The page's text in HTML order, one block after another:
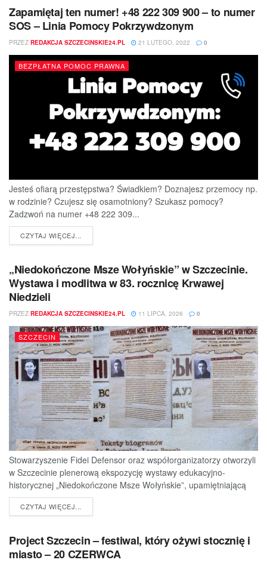
Zapamiętaj ten numer! +48 222 309 900 – to numer
SOS – Linia Pomocy Pokrzywdzonym
PRZEZ REDAKCJA SZCZECINSKIE24.PL 21 LUTEGO, 2022 0
BEZPŁATNA POMOC PRAWNA
Jesteś ofiarą przestępstwa? Świadkiem? Doznajesz przemocy np.
w rodzinie? Czujesz się osamotniony? Szukasz pomocy?
Zadzwoń na numer +48 222 309...
CZYTAJ WIĘCEJ...
„Niedokończone Msze Wołyńskie” w Szczecinie.
Wystawa i modlitwa w 83. rocznicę Krwawej
Niedzieli
PRZEZ REDAKCJA SZCZECINSKIE24.PL 11 LIPCA, 2026 0
SZCZECIN
Stowarzyszenie Fidei Defensor oraz współorganizatorzy otworzyli
w Szczecinie plenerową ekspozycję wystawy edukacyjno-
historycznej „Niedokończone Msze Wołyńskie”, upamiętniającą
ofiary jednej z najtragiczniejszych...
CZYTAJ WIĘCEJ...
Project Szczecin – festiwal, który ożywi stocznię i
miasto – 20 CZERWCA